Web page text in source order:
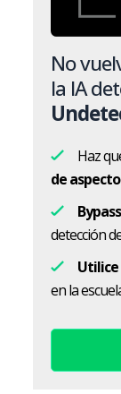
No
la IA
Haz
de
Bypass
detección
Utilice
en la